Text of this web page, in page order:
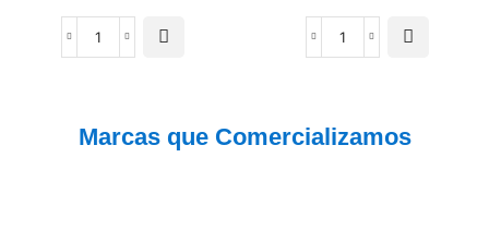
Marcas que Comercializamos